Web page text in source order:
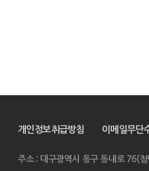
개인정보취급방침 이메일무단
주소 : 대구광역시 동구 동내로 76(